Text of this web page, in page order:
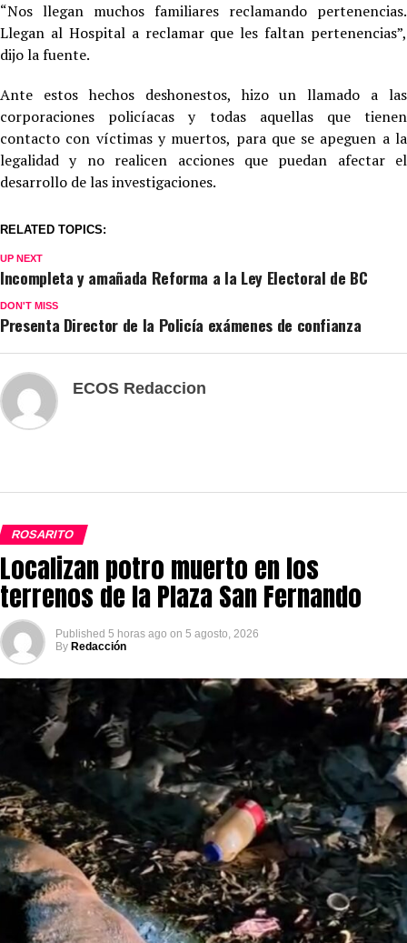
“Nos llegan muchos familiares reclamando pertenencias.
Llegan al Hospital a reclamar que les faltan pertenencias”,
dijo la fuente.
Ante estos hechos deshonestos, hizo un llamado a las
corporaciones policíacas y todas aquellas que tienen
contacto con víctimas y muertos, para que se apeguen a la
legalidad y no realicen acciones que puedan afectar el
desarrollo de las investigaciones.
RELATED TOPICS:
UP NEXT
Incompleta y amañada Reforma a la Ley Electoral de BC
DON'T MISS
Presenta Director de la Policía exámenes de confianza
ECOS Redaccion
ROSARITO
Localizan potro muerto en los
terrenos de la Plaza San Fernando
Published 5 horas ago on 5 agosto, 2026
By Redacción